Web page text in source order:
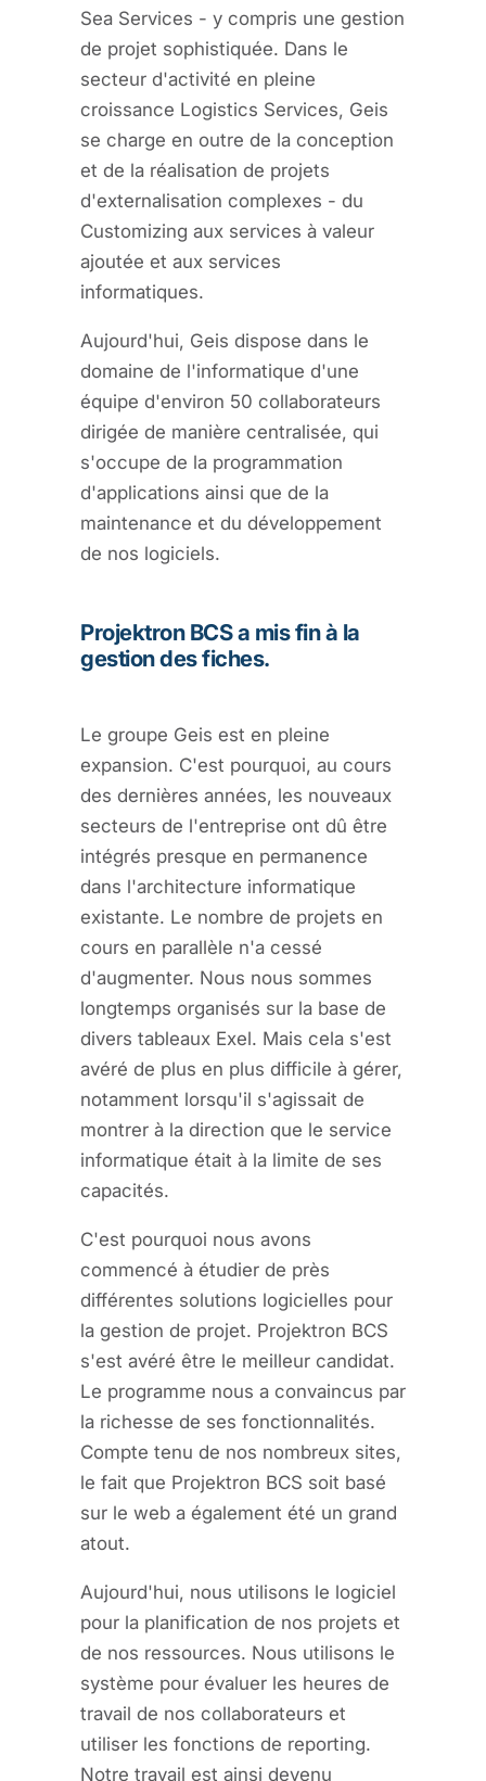
Sea Services - y compris une gestion
de projet sophistiquée. Dans le
secteur d'activité en pleine
croissance Logistics Services, Geis
se charge en outre de la conception
et de la réalisation de projets
d'externalisation complexes - du
Customizing aux services à valeur
ajoutée et aux services
informatiques.
Aujourd'hui, Geis dispose dans le
domaine de l'informatique d'une
équipe d'environ 50 collaborateurs
dirigée de manière centralisée, qui
s'occupe de la programmation
d'applications ainsi que de la
maintenance et du développement
de nos logiciels.
Projektron BCS a mis fin à la
gestion des fiches.
Le groupe Geis est en pleine
expansion. C'est pourquoi, au cours
des dernières années, les nouveaux
secteurs de l'entreprise ont dû être
intégrés presque en permanence
dans l'architecture informatique
existante. Le nombre de projets en
cours en parallèle n'a cessé
d'augmenter. Nous nous sommes
longtemps organisés sur la base de
divers tableaux Exel. Mais cela s'est
avéré de plus en plus difficile à gérer,
notamment lorsqu'il s'agissait de
montrer à la direction que le service
informatique était à la limite de ses
capacités.
C'est pourquoi nous avons
commencé à étudier de près
différentes solutions logicielles pour
la gestion de projet. Projektron BCS
s'est avéré être le meilleur candidat.
Le programme nous a convaincus par
la richesse de ses fonctionnalités.
Compte tenu de nos nombreux sites,
le fait que Projektron BCS soit basé
sur le web a également été un grand
atout.
Aujourd'hui, nous utilisons le logiciel
pour la planification de nos projets et
de nos ressources. Nous utilisons le
système pour évaluer les heures de
travail de nos collaborateurs et
utiliser les fonctions de reporting.
Notre travail est ainsi devenu